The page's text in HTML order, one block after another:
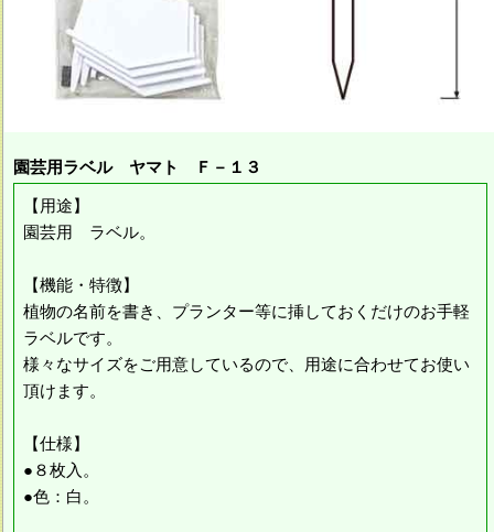
園芸用ラベル ヤマト Ｆ－１３
【用途】
園芸用 ラベル。
【機能・特徴】
植物の名前を書き、プランター等に挿しておくだけのお手軽
ラベルです。
様々なサイズをご用意しているので、用途に合わせてお使い
頂けます。
【仕様】
●８枚入。
●色：白。